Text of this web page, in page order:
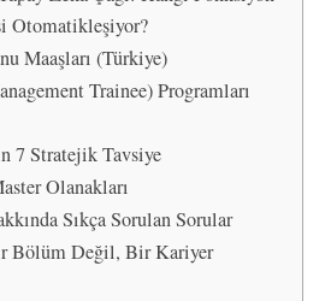
Otomatikleşiyor?
Maaşları (Türkiye)
Trainee) Programları
7 Stratejik Tavsiye
Olanakları
Sıkça Sorulan Sorular
Bölüm Değil, Bir Kariyer